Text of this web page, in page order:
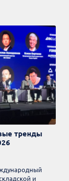
тренды
и